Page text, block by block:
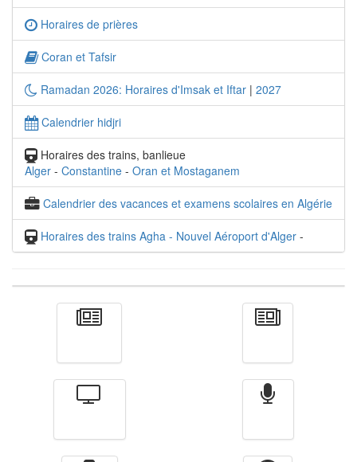
Horaires de prières
Coran et Tafsir
Ramadan 2026: Horaires d'Imsak et Iftar | 2027
Calendrier hidjri
Horaires des trains, banlieue
Alger - Constantine - Oran et Mostaganem
Calendrier des vacances et examens scolaires en Algérie
Horaires des trains Agha - Nouvel Aéroport d'Alger -